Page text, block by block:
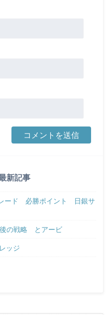
新記事
ード 必勝ポイント 日銀サ
の戦略 とアービ
ッジ